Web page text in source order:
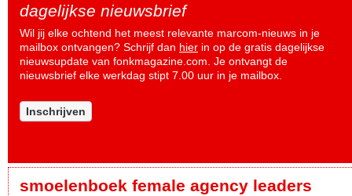
dagelijkse nieuwsbrief
Wil jij elke ochtend het meest relevante marcom-nieuws in je
mailbox ontvangen? Schrijf dan hier in op de gratis dagelijkse
nieuwsupdate van fonkmagazine.com. Je ontvangt de
nieuwsbrief elke werkdag stipt 7.00 uur in je mailbox.
Inschrijven
smoelenboek female agency leaders